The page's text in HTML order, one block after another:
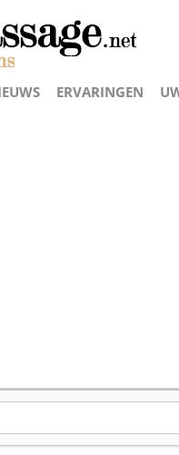
ERVARINGEN